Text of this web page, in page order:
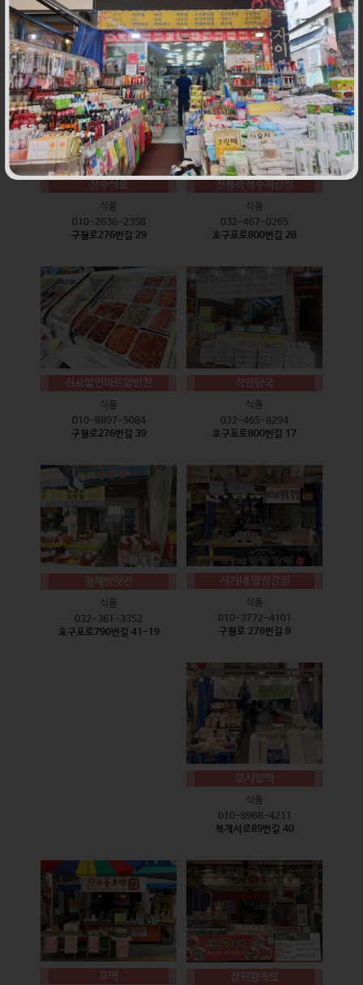
식품
010-9528-3759
구월로276번길 17
식품
032-468-6024
구월로276번길 29
장수식품
식품
010-2638-2358
구월로276번길 29
전통즉석수제강정
식품
032-467-0265
호구포로800번길 28
진로할인마트앞반찬
식품
010-8897-5084
구월로276번길 39
착한탕국
식품
032-465-8294
호구포로800번길 17
형제방앗간
식품
032-361-3352
호구포로790번길 41-19
서기네 말랑강정
식품
010-3772-4101
구월로 276번길 8
모시잎떡
식품
010-8968-4211
복개서로89번길 40
호떡 정원왕족발